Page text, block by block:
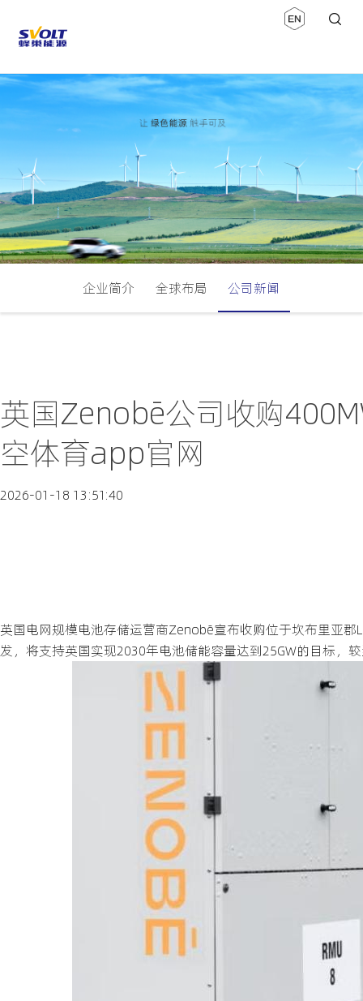
企业简介 全球布局 公司新闻
英国Zenobē公司收购
空体育app官网
2026-01-18 13:51:40
英国电网规模电池存储运营商Zenobē宣布收购位于坎布里亚郡
发，将支持英国实现2030年电池储能容量达到25GW的目标，